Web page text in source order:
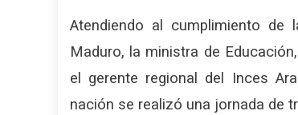
Atendiendo al cumplimiento de
Maduro, la ministra de
el gerente regional del Inces
nación se realizó una jornada de